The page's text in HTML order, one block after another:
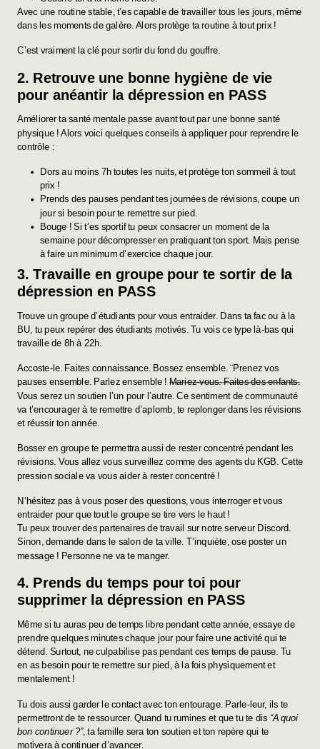
Avec une routine stable, t’es capable de travailler tous les jours, même
dans les moments de galère. Alors protège ta routine à tout prix !
C’est vraiment la clé pour sortir du fond du gouffre.
2. Retrouve une bonne hygiène de vie
pour anéantir la dépression en PASS
Améliorer ta santé mentale passe avant tout par une bonne santé
physique ! Alors voici quelques conseils à appliquer pour reprendre le
contrôle :
Dors au moins 7h toutes les nuits, et protège ton sommeil à tout
prix !
Prends des pauses pendant tes journées de révisions, coupe un
jour si besoin pour te remettre sur pied.
Bouge ! Si t’es sportif tu peux consacrer un moment de la
semaine pour décompresser en pratiquant ton sport. Mais pense
à faire un minimum d’exercice chaque jour.
3. Travaille en groupe pour te sortir de la
dépression en PASS
Trouve un groupe d’étudiants pour vous entraider. Dans ta fac ou à la
BU, tu peux repérer des étudiants motivés. Tu vois ce type là-bas qui
travaille de 8h à 22h.
Accoste-le. Faites connaissance. Bossez ensemble. ¨Prenez vos
pauses ensemble. Parlez ensemble !Mariez-vous. Faites des enfants.
Vous serez un soutien l’un pour l’autre. Ce sentiment de communauté
va t’encourager à te remettre d’aplomb, te replonger dans les révisions
et réussir ton année.
Bosser en groupe te permettra aussi de rester concentré pendant les
révisions. Vous allez vous surveillez comme des agents du KGB. Cette
pression sociale va vous aider à rester concentré !
N’hésitez pas à vous poser des questions, vous interroger et vous
entraider pour que tout le groupe se tire vers le haut !
Tu peux trouver des partenaires de travail sur notre serveur Discord.
Sinon, demande dans le salon de ta ville. T’inquiète, ose poster un
message ! Personne ne va te manger.
4. Prends du temps pour toi pour
supprimer la dépression en PASS
Même si tu auras peu de temps libre pendant cette année, essaye de
prendre quelques minutes chaque jour pour faire une activité qui te
détend. Surtout, ne culpabilise pas pendant ces temps de pause. Tu
en as besoin pour te remettre sur pied, à la fois physiquement et
mentalement !
Tu dois aussi garder le contact avec ton entourage. Parle-leur, ils te
permettront de te ressourcer. Quand tu rumines et que tu te dis “A quoi
bon continuer ?”, ta famille sera ton soutien et ton repère qui te
motivera à continuer d’avancer.